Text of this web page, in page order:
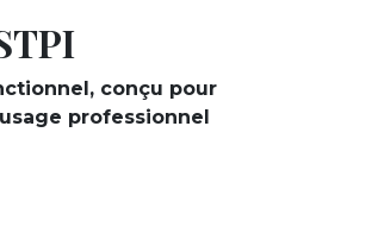
conçu pour
professionnel